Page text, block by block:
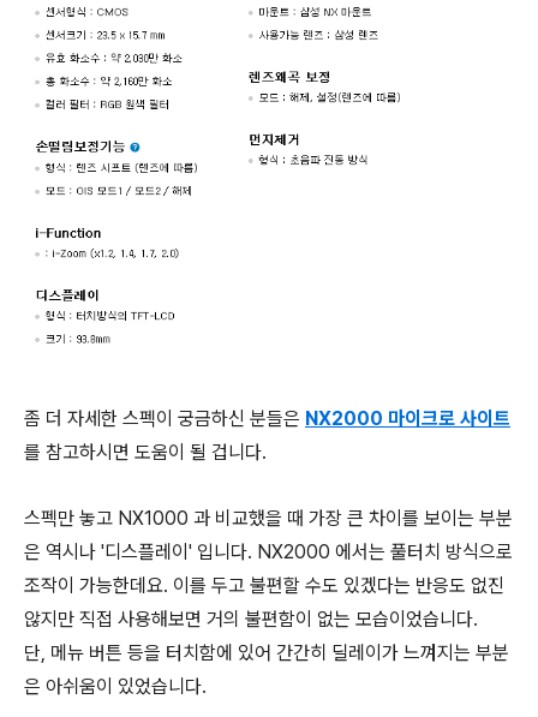
좀 더 자세한 스펙이 궁금하신 분들은 NX2000 마이크로 사이트
를 참고하시면 도움이 될 겁니다.
스펙만 놓고 NX1000 과 비교했을 때 가장 큰 차이를 보이는 부분
은 역시나 '디스플레이' 입니다. NX2000 에서는 풀터치 방식으로
조작이 가능한데요. 이를 두고 불편할 수도 있겠다는 반응도 없진
않지만 직접 사용해보면 거의 불편함이 없는 모습이었습니다.
단, 메뉴 버튼 등을 터치함에 있어 간간히 딜레이가 느껴지는 부분
은 아쉬움이 있었습니다.